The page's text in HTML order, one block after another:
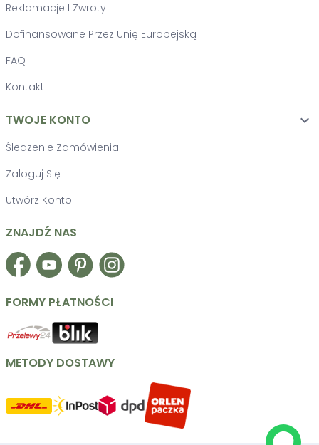
Reklamacje I Zwroty
Dofinansowane Przez Unię Europejską
FAQ
Kontakt
TWOJE KONTO 
Śledzenie Zamówienia
Zaloguj Się
Utwórz Konto
ZNAJDŹ NAS
FORMY PŁATNOŚCI
METODY DOSTAWY